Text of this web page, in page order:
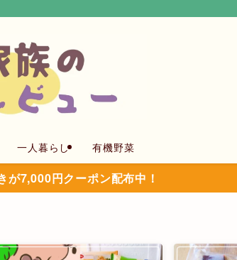
一人暮らし 有機野菜
7,000円クーポン配布中！